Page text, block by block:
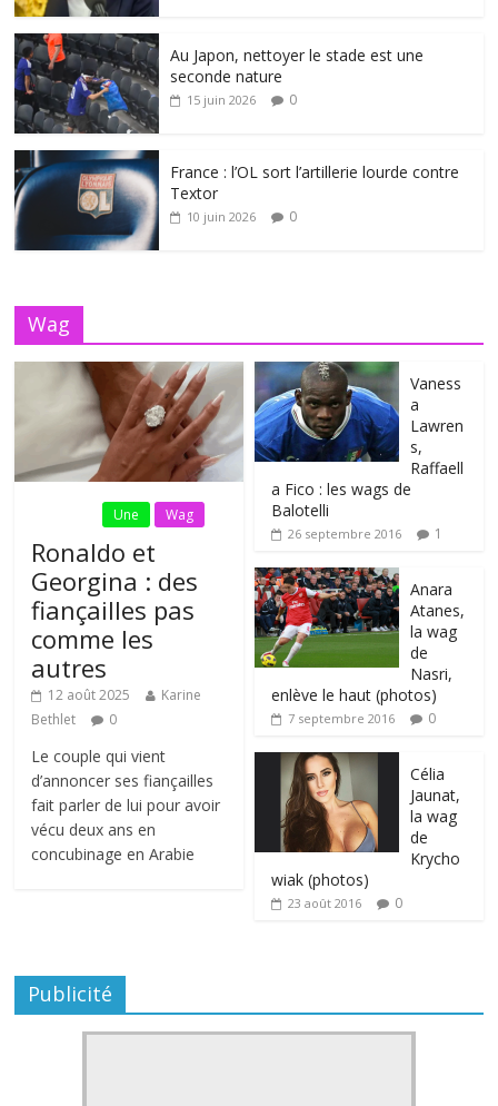
Au Japon, nettoyer le stade est une
seconde nature
15 juin 2026 0
France : l’OL sort l’artillerie lourde contre
Textor
10 juin 2026 0
Wag
Une Wag
Ronaldo et
Georgina : des
fiançailles pas
comme les
autres
12 août 2025
Karine
Bethlet
0
Le couple qui vient
d’annoncer ses fiançailles
fait parler de lui pour avoir
vécu deux ans en
concubinage en Arabie
Vaness
a
Lawren
s,
Raffaell
a Fico : les wags de
Balotelli
26 septembre 2016 1
Anara
Atanes,
la wag
de
Nasri,
enlève le haut (photos)
7 septembre 2016 0
Célia
Jaunat,
la wag
de
Krycho
wiak (photos)
23 août 2016 0
Publicité